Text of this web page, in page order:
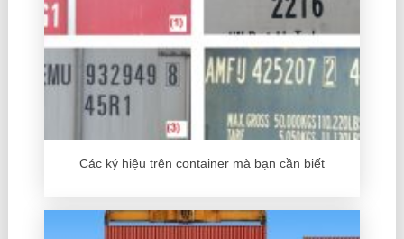
Các ký hiệu trên container mà bạn cần biết